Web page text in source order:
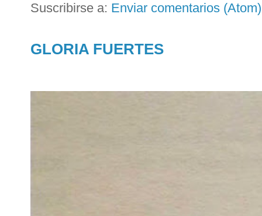
Suscribirse a: Enviar comentarios (Atom)
GLORIA FUERTES